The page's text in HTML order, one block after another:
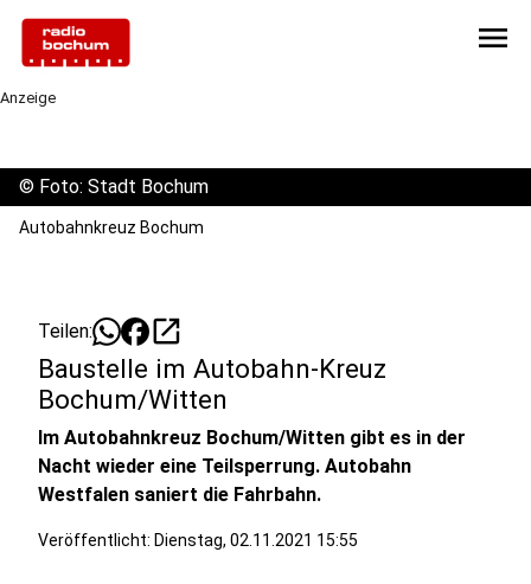
menu
Anzeige
© Foto: Stadt Bochum
Autobahnkreuz Bochum
Teilen: open_in_new
Baustelle im Autobahn-Kreuz
Bochum/Witten
Im Autobahnkreuz Bochum/Witten gibt es in der
Nacht wieder eine Teilsperrung. Autobahn
Westfalen saniert die Fahrbahn.
Veröffentlicht: Dienstag, 02.11.2021 15:55